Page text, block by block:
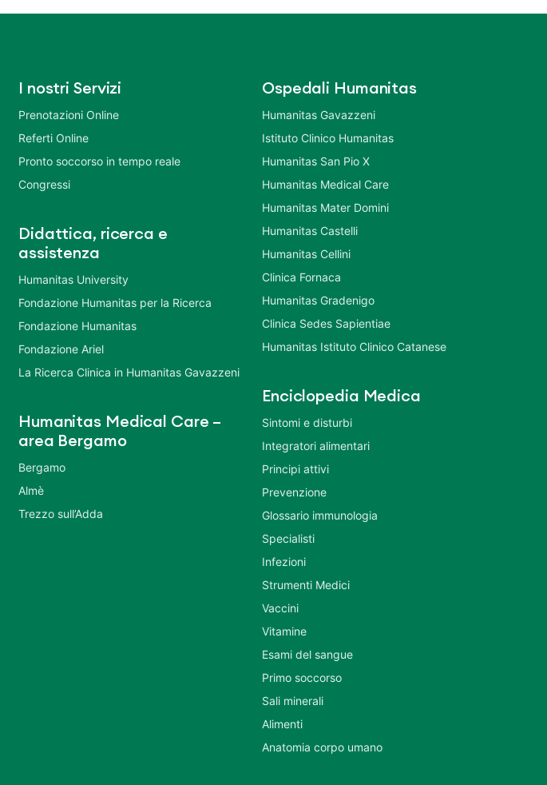
I nostri Servizi
Prenotazioni Online
Referti Online
Pronto soccorso in tempo reale
Congressi
Didattica, ricerca e
assistenza
Humanitas University
Fondazione Humanitas per la Ricerca
Fondazione Humanitas
Fondazione Ariel
La Ricerca Clinica in Humanitas Gavazzeni
Humanitas Medical Care –
area Bergamo
Bergamo
Almè
Trezzo sull’Adda
Ospedali Humanitas
Humanitas Gavazzeni
Istituto Clinico Humanitas
Humanitas San Pio X
Humanitas Medical Care
Humanitas Mater Domini
Humanitas Castelli
Humanitas Cellini
Clinica Fornaca
Humanitas Gradenigo
Clinica Sedes Sapientiae
Humanitas Istituto Clinico Catanese
Enciclopedia Medica
Sintomi e disturbi
Integratori alimentari
Principi attivi
Prevenzione
Glossario immunologia
Specialisti
Infezioni
Strumenti Medici
Vaccini
Vitamine
Esami del sangue
Primo soccorso
Sali minerali
Alimenti
Anatomia corpo umano